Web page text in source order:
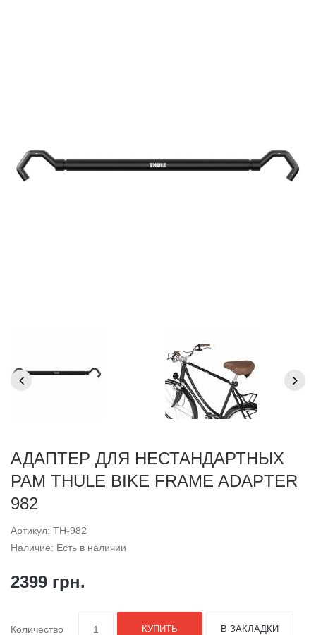
АДАПТЕР ДЛЯ НЕСТАНДАРТНЫХ
РАМ THULE BIKE FRAME ADAPTER
982
Артикул: TH-982
Наличие: Есть в наличии
2399 грн.
Количество КУПИТЬ В ЗАКЛАДКИ